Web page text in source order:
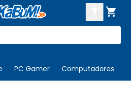

PC Gamer Computadores